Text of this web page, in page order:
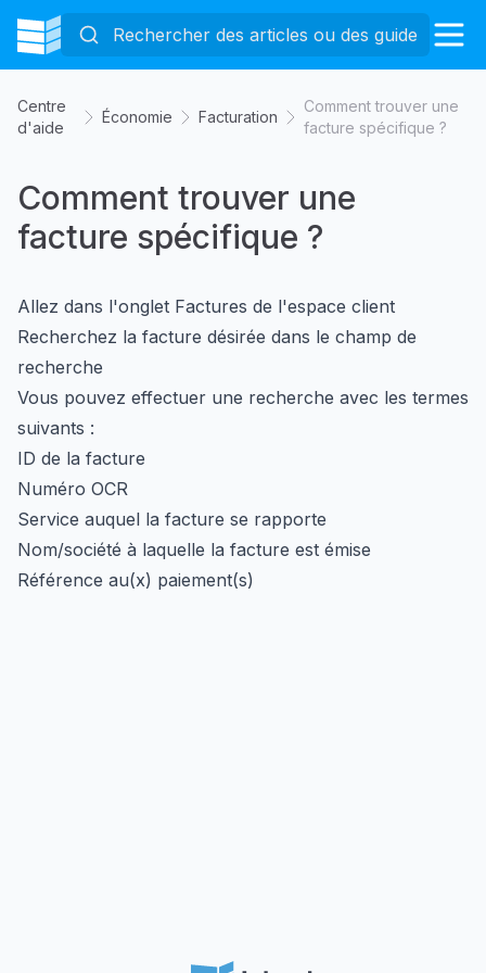
Centre
d'aide
Économie Facturation
Comment trouver une
facture spécifique ?
Comment trouver une
facture spécifique ?
Allez dans l'onglet Factures de l'espace client
Recherchez la facture désirée dans le champ de
recherche
Vous pouvez effectuer une recherche avec les termes
suivants :
ID de la facture
Numéro OCR
Service auquel la facture se rapporte
Nom/société à laquelle la facture est émise
Référence au(x) paiement(s)